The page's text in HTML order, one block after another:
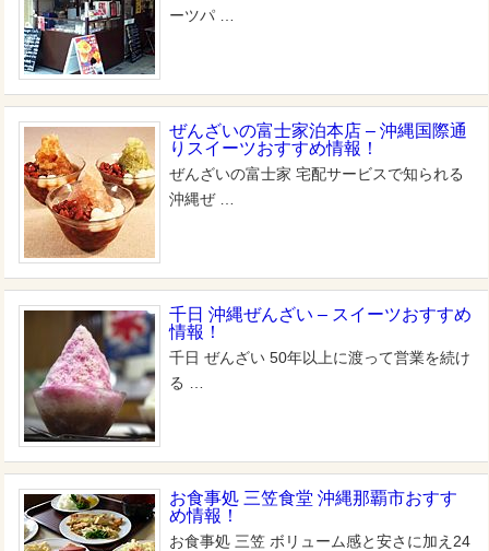
ーツパ …
ぜんざいの富士家泊本店 – 沖縄国際通
りスイーツおすすめ情報！
ぜんざいの富士家 宅配サービスで知られる
沖縄ぜ …
千日 沖縄ぜんざい – スイーツおすすめ
情報！
千日 ぜんざい 50年以上に渡って営業を続け
る …
お食事処 三笠食堂 沖縄那覇市おすす
め情報！
お食事処 三笠 ボリューム感と安さに加え24